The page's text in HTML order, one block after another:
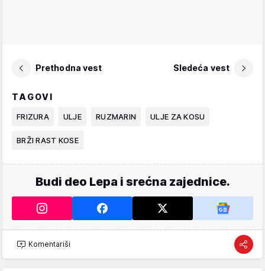
Prethodna vest Sledeća vest
TAGOVI
FRIZURA ULJE RUZMARIN ULJE ZA KOSU
BRŽI RAST KOSE
Budi deo Lepa i srećna zajednice.
Komentariši